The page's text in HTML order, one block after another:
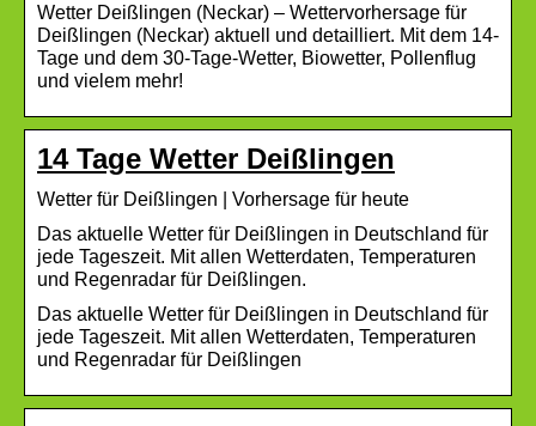
Wetter Deißlingen (Neckar) – Wettervorhersage für
Deißlingen (Neckar) aktuell und detailliert. Mit dem 14-
Tage und dem 30-Tage-Wetter, Biowetter, Pollenflug
und vielem mehr!
14 Tage Wetter Deißlingen
Wetter für Deißlingen | Vorhersage für heute
Das aktuelle Wetter für Deißlingen in Deutschland für
jede Tageszeit. Mit allen Wetterdaten, Temperaturen
und Regenradar für Deißlingen.
Das aktuelle Wetter für Deißlingen in Deutschland für
jede Tageszeit. Mit allen Wetterdaten, Temperaturen
und Regenradar für Deißlingen